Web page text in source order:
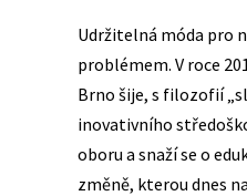
Udržitelná móda pro
problémem. V roce
Brno šije, s filozofií
inovativního
oboru a snaží se o
změně, kterou dnes